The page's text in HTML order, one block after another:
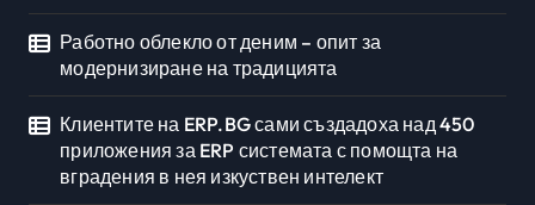
Работно облекло от деним – опит за
модернизиране на традицията
Клиентите на ERP.BG сами създадоха над 450
приложения за ERP системата с помощта на
вградения в нея изкуствен интелект